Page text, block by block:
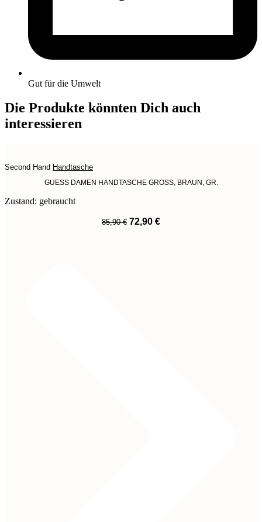
Gut für die Umwelt
Die Produkte könnten Dich auch
interessieren
Second Hand Handtasche
GUESS DAMEN HANDTASCHE GROSS, BRAUN, GR.
Zustand: gebraucht
85,90€ Ursprünglicher
Preis
72,90 €Aktueller